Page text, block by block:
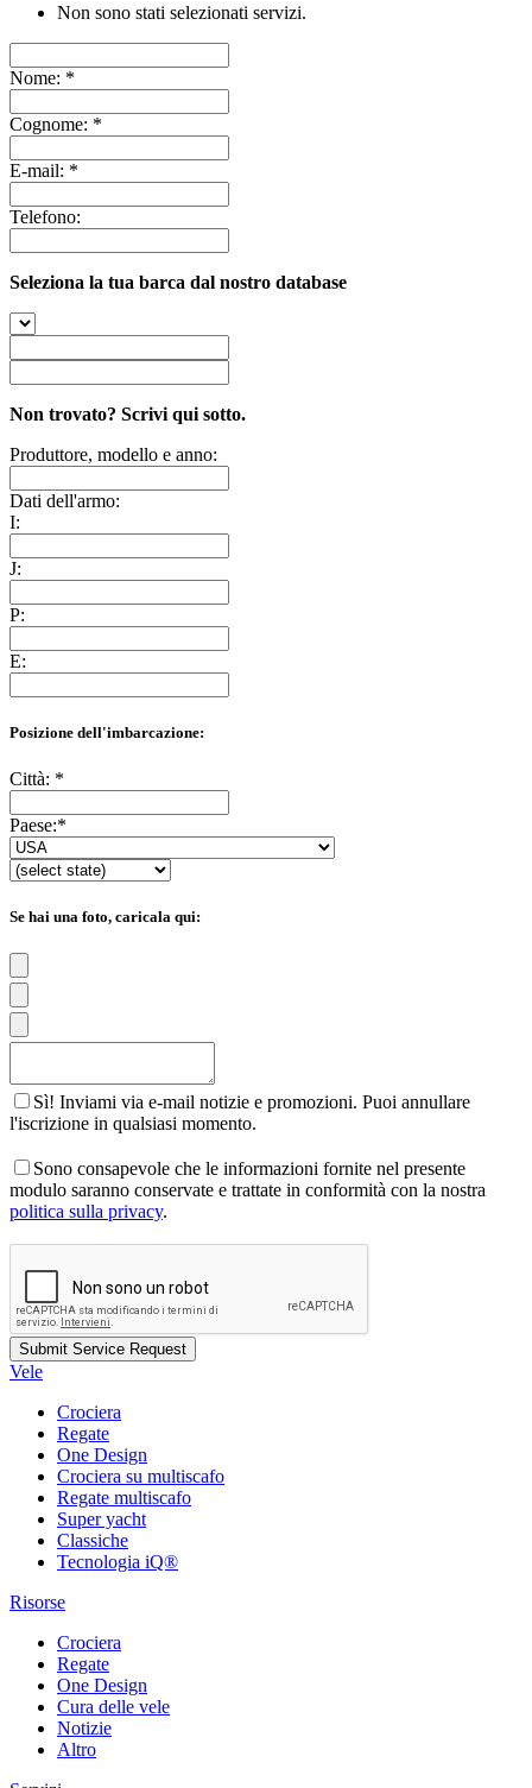
Non sono stati selezionati servizi.
Nome: *
Cognome: *
E-mail: *
Telefono:
Seleziona la tua barca dal nostro database
Non trovato? Scrivi qui sotto.
Produttore, modello e anno:
Dati dell'armo:
I:
J:
P:
E:
Posizione dell'imbarcazione:
Città: *
Paese:*
Se hai una foto, caricala qui:
Sì! Inviami via e-mail notizie e promozioni. Puoi annullare
l'iscrizione in qualsiasi momento.
Sono consapevole che le informazioni fornite nel presente
modulo saranno conservate e trattate in conformità con la nostra
politica sulla privacy.
Vele
Crociera
Regate
One Design
Crociera su multiscafo
Regate multiscafo
Super yacht
Classiche
Tecnologia iQ®
Risorse
Crociera
Regate
One Design
Cura delle vele
Notizie
Altro